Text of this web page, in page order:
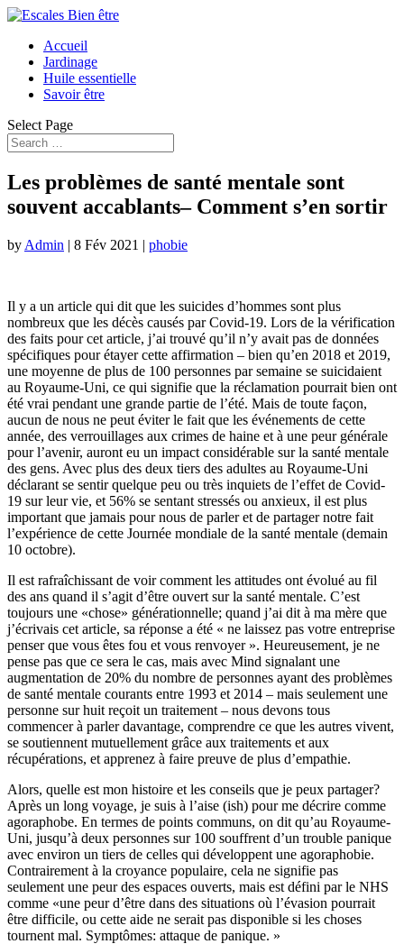
Accueil
Jardinage
Huile essentielle
Savoir être
Select Page
Les problèmes de santé mentale sont
souvent accablants– Comment s’en sortir
by Admin | 8 Fév 2021 | phobie
Il y a un article qui dit que les suicides d’hommes sont plus
nombreux que les décès causés par Covid-19. Lors de la vérification
des faits pour cet article, j’ai trouvé qu’il n’y avait pas de données
spécifiques pour étayer cette affirmation – bien qu’en 2018 et 2019,
une moyenne de plus de 100 personnes par semaine se suicidaient
au Royaume-Uni, ce qui signifie que la réclamation pourrait bien ont
été vrai pendant une grande partie de l’été. Mais de toute façon,
aucun de nous ne peut éviter le fait que les événements de cette
année, des verrouillages aux crimes de haine et à une peur générale
pour l’avenir, auront eu un impact considérable sur la santé mentale
des gens. Avec plus des deux tiers des adultes au Royaume-Uni
déclarant se sentir quelque peu ou très inquiets de l’effet de Covid-
19 sur leur vie, et 56% se sentant stressés ou anxieux, il est plus
important que jamais pour nous de parler et de partager notre fait
l’expérience de cette Journée mondiale de la santé mentale (demain
10 octobre).
Il est rafraîchissant de voir comment les attitudes ont évolué au fil
des ans quand il s’agit d’être ouvert sur la santé mentale. C’est
toujours une «chose» générationnelle; quand j’ai dit à ma mère que
j’écrivais cet article, sa réponse a été « ne laissez pas votre entreprise
penser que vous êtes fou et vous renvoyer ». Heureusement, je ne
pense pas que ce sera le cas, mais avec Mind signalant une
augmentation de 20% du nombre de personnes ayant des problèmes
de santé mentale courants entre 1993 et ​​2014 – mais seulement une
personne sur huit reçoit un traitement – nous devons tous
commencer à parler davantage, comprendre ce que les autres vivent,
se soutiennent mutuellement grâce aux traitements et aux
récupérations, et apprenez à faire preuve de plus d’empathie.
Alors, quelle est mon histoire et les conseils que je peux partager?
Après un long voyage, je suis à l’aise (ish) pour me décrire comme
agoraphobe. En termes de points communs, on dit qu’au Royaume-
Uni, jusqu’à deux personnes sur 100 souffrent d’un trouble panique
avec environ un tiers de celles qui développent une agoraphobie.
Contrairement à la croyance populaire, cela ne signifie pas
seulement une peur des espaces ouverts, mais est défini par le NHS
comme «une peur d’être dans des situations où l’évasion pourrait
être difficile, ou cette aide ne serait pas disponible si les choses
tournent mal. Symptômes: attaque de panique. »